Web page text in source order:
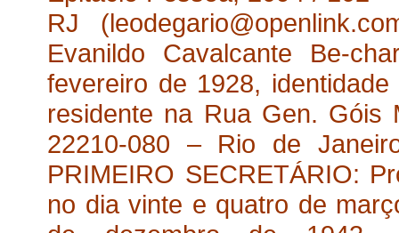
RJ
Evanildo Cavalcante Be-
fevereiro de 1928,
residente na Rua Gen.
22210-080 – Rio de
PRIMEIRO SECRETÁRIO:
no dia vinte e quatro de